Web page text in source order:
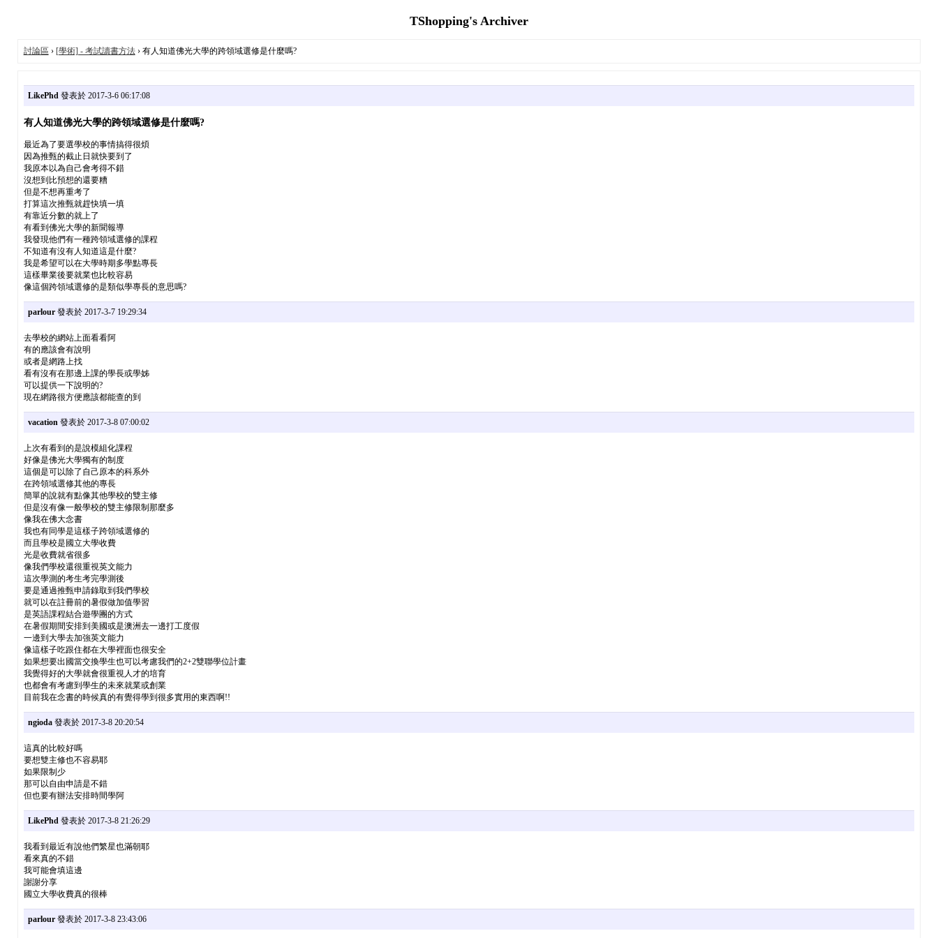
TShopping's Archiver
討論區 › [學術] - 考試讀書方法› 有人知道佛光大學的跨領域選修是什麼嗎?
LikePhd發表於 2017-3-6 06:17:08
有人知道佛光大學的跨領域選修是什麼嗎?
最近為了要選學校的事情搞得很煩
因為推甄的截止日就快要到了
我原本以為自己會考得不錯
沒想到比預想的還要糟
但是不想再重考了
打算這次推甄就趕快填一填
有靠近分數的就上了
有看到佛光大學的新聞報導
我發現他們有一種跨領域選修的課程
不知道有沒有人知道這是什麼?
我是希望可以在大學時期多學點專長
這樣畢業後要就業也比較容易
像這個跨領域選修的是類似學專長的意思嗎?
parlour發表於 2017-3-7 19:29:34
去學校的網站上面看看阿
有的應該會有說明
或者是網路上找
看有沒有在那邊上課的學長或學姊
可以提供一下說明的?
現在網路很方便應該都能查的到
vacation發表於 2017-3-8 07:00:02
上次有看到的是說模組化課程
好像是佛光大學獨有的制度
這個是可以除了自己原本的科系外
在跨領域選修其他的專長
簡單的說就有點像其他學校的雙主修
但是沒有像一般學校的雙主修限制那麼多
像我在佛大念書
我也有同學是這樣子跨領域選修的
而且學校是國立大學收費
光是收費就省很多
像我們學校還很重視英文能力
這次學測的考生考完學測後
要是通過推甄申請錄取到我們學校
就可以在註冊前的暑假做加值學習
是英語課程結合遊學團的方式
在暑假期間安排到美國或是澳洲去一邊打工度假
一邊到大學去加強英文能力
像這樣子吃跟住都在大學裡面也很安全
如果想要出國當交換學生也可以考慮我們的2+2雙聯學位計畫
我覺得好的大學就會很重視人才的培育
也都會有考慮到學生的未來就業或創業
目前我在念書的時候真的有覺得學到很多實用的東西啊!!
ngioda發表於 2017-3-8 20:20:54
這真的比較好嗎
要想雙主修也不容易耶
如果限制少
那可以自由申請是不錯
但也要有辦法安排時間學阿
LikePhd發表於 2017-3-8 21:26:29
我看到最近有說他們繁星也滿朝耶
看來真的不錯
我可能會填這邊
謝謝分享
國立大學收費真的很棒
parlour發表於 2017-3-8 23:43:06